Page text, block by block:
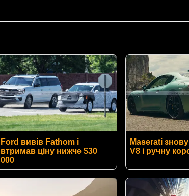
Ford вивів Fathom і
втримав ціну нижче $30
000
Maserati
V8 і ручну